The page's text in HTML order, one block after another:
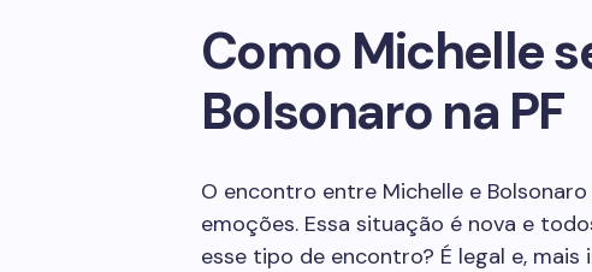
Como Michelle
Bolsonaro na PF
O encontro entre Michelle e
emoções. Essa situação é nova e
esse tipo de encontro? É legal e,